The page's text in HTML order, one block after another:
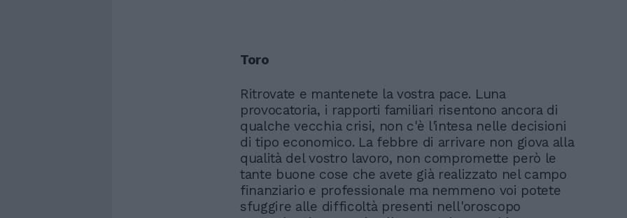
Toro
Ritrovate e mantenete la vostra pace. Luna
provocatoria, i rapporti familiari risentono ancora di
qualche vecchia crisi, non c'è l'intesa nelle decisioni
di tipo economico. La febbre di arrivare non giova alla
qualità del vostro lavoro, non compromette però le
tante buone cose che avete già realizzato nel campo
finanziario e professionale ma nemmeno voi potete
sfuggire alle difficoltà presenti nell'oroscopo